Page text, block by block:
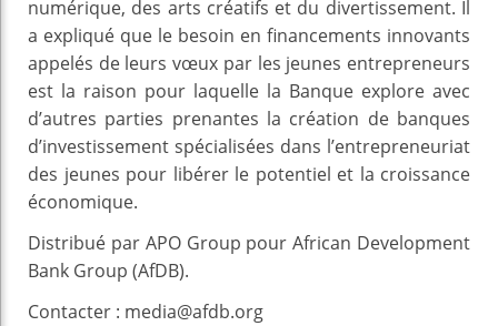
numérique, des arts créatifs et du divertissement. Il
a expliqué que le besoin en financements innovants
appelés de leurs vœux par les jeunes entrepreneurs
est la raison pour laquelle la Banque explore avec
d’autres parties prenantes la création de banques
d’investissement spécialisées dans l’entrepreneuriat
des jeunes pour libérer le potentiel et la croissance
économique.
Distribué par APO Group pour African Development
Bank Group (AfDB).
Contacter : media@afdb.org